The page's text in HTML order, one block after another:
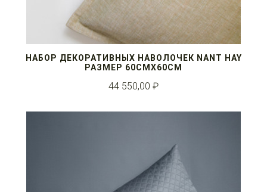
НАБОР ДЕКОРАТИВНЫХ НАВОЛОЧЕК NANT HAY
РАЗМЕР 60СМX60СМ
44 550,00 ₽